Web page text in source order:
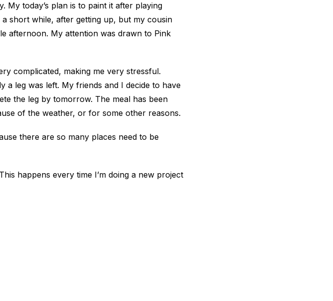
My today’s plan is to paint it after playing
short while, after getting up, but my cousin
afternoon. My attention was drawn to Pink
complicated, making me very stressful.
a leg was left. My friends and I decide to have
the leg by tomorrow. The meal has been
of the weather, or for some other reasons.
there are so many places need to be
happens every time I’m doing a new project